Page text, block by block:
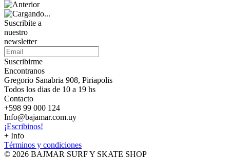
Suscribite a
nuestro
newsletter
Suscribirme
Encontranos
Gregorio Sanabria 908, Piriapolis
Todos los dias de 10 a 19 hs
Contacto
+598 99 000 124
Info@bajamar.com.uy
¡Escribinos!
+ Info
Términos y condiciones
© 2026 BAJMAR SURF Y SKATE SHOP